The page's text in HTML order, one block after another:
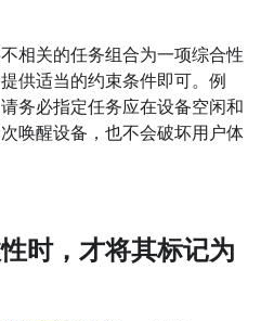
相关的任务组合为一项综合性
供适当的约束条件即可。例
务必指定任务应在设备空闲和
唤醒设备，也不会破坏用户体
时，才将其标记为